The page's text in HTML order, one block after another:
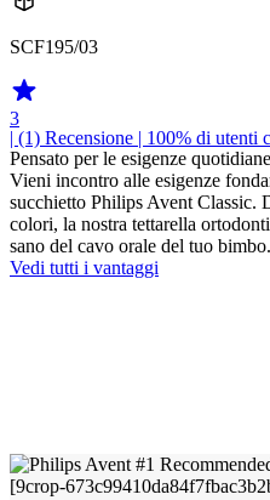
SCF195/03
3
| (1) Recensione | 100% di utenti
Pensato per le esigenze
Vieni incontro alle esigenze
succhietto Philips Avent Classic.
colori, la nostra tettarella
sano del cavo orale del tuo bimbo.
Vedi tutti i vantaggi